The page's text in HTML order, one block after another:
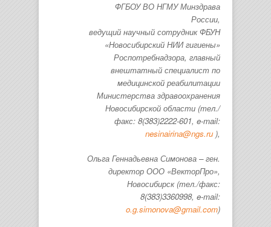
ФГБОУ ВО НГМУ Минздрава
России,
ведущий научный сотрудник ФБУН
«Новосибирский НИИ гигиены»
Роспотребнадзора, главный
внештатный специалист по
медицинской реабилитации
Министерства здравоохранения
Новосибирской области (тел./
факс: 8(383)2222-601, e-mail:
nesinairina@ngs.ru),
Ольга Геннадьевна Симонова – ген.
директор ООО «ВекторПро»,
Новосибирск (тел./факс:
8(383)3360998, e-mail:
o.g.simonova@gmail.com)